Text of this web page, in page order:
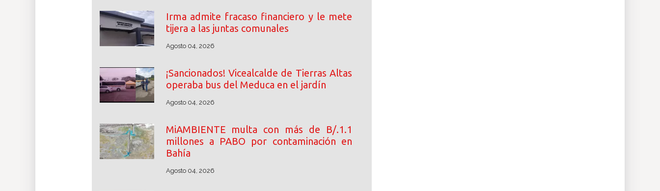
Irma admite fracaso financiero y le mete
tijera a las juntas comunales
Agosto 04, 2026
¡Sancionados! Vicealcalde de Tierras Altas
operaba bus del Meduca en el jardín
Agosto 04, 2026
MiAMBIENTE multa con más de B/.1.1
millones a PABO por contaminación en
Bahía
Agosto 04, 2026